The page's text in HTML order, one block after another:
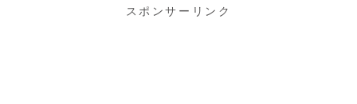
スポンサーリンク